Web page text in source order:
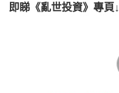
即睇《亂世投資》專頁↓